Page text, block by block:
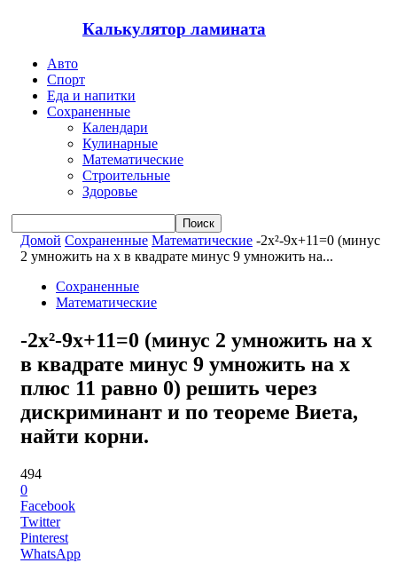
Калькулятор ламината
Авто
Спорт
Еда и напитки
Сохраненные
Календари
Кулинарные
Математические
Строительные
Здоровье
Домой Сохраненные Математические -2x²-9x+11=0 (минус
2 умножить на x в квадрате минус 9 умножить на...
Сохраненные
Математические
-2x²-9x+11=0 (минус 2 умножить на x
в квадрате минус 9 умножить на x
плюс 11 равно 0) решить через
дискриминант и по теореме Виета,
найти корни.
494
0
Facebook
Twitter
Pinterest
WhatsApp